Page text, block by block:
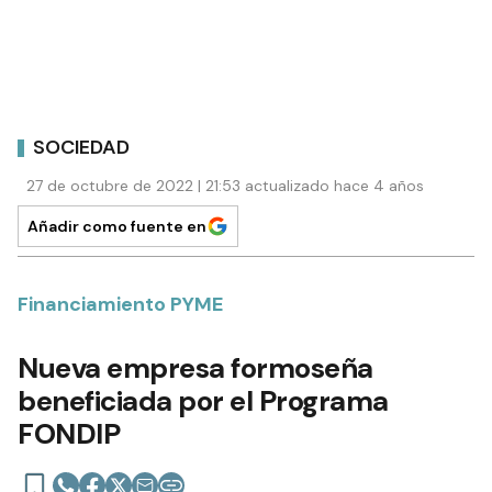
SOCIEDAD
27 de octubre de 2022 | 21:53 actualizado hace 4 años
Añadir como fuente en
Financiamiento PYME
Nueva empresa formoseña
beneficiada por el Programa
FONDIP